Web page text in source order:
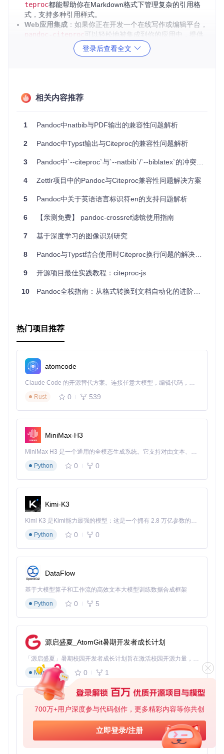
700万+用户深度参与代码创作，更多精彩内容等你共创
立即登录/注册
teproc都能帮助你在Markdown格式下管理复杂的引用格
式，支持多种引用样式。
Web应用集成 ：如果你正在开发一个在线写作或编辑平台，
pandoc-citeproc可以轻松地被集成到你的应用中，提供
动态引用处理功能。
：即便是个人博客，你也可以利用它来优雅地展示
多格式支持：可处理各种格式的参考文献，如bibtex和biblat
灵活性高：既可以作为命令行工具独立使用，也能作为pan
便捷的引用处理
：通过CSL样式表，可以轻松调整引用的显
示样式，适应各种出版规范。
具，值得在你的Markdown工作流中一试。如果你需要高效、
源项目。
登录后查看全文
相关内容推荐
1 Pandoc中natbib与PDF输出的兼容性问题解析
2 Pandoc中Typst输出与Citeproc的兼容性问题解析
3 Pandoc中`--citeproc`与`--natbib`/`--biblatex`的冲突处理
4 Zettlr项目中的Pandoc与Citeproc兼容性问题解决方案
5 Pandoc中关于英语语言标识符en的支持问题解析
6 【亲测免费】 pandoc-crossref滤镜使用指南
7 基于深度学习的图像识别研究
8 Pandoc与Typst结合使用时Citeproc换行问题的解决方案
9 开源项目最佳实践教程：citeproc-js
10 Pandoc全栈指南：从格式转换到文档自动化的进阶之路
热门项目推荐
atomcode
Claude Code 的开源替代方案。连接任意大模型，编辑代码，运行命令，自动验证 — 全自动执行。用 Rust 构建，极致性能。 ｜ An open-source alternative to Claude Code. Connect any LLM, edit code, run commands, and verify changes — autonomously. Built in Rust for speed. Get Started
Rust
0 539
MiniMax-H3
MiniMax H3 是一个通用的全模态生成系统。它支持对由文本、图像、视频和音频组成的多模态上下文进行统一理解，并能生成分辨率高达 2K、时长可达 15 秒的带原生立体声音频的视频。得益于面向任务泛化的系统设计，H3 在预训练阶段就已具备广泛的多模态上下文理解与生成能力，能够出色地执行复杂的多模态指令。
Python
0 0
Kimi-K3
Kimi K3 是Kimi能力最强的模型：这是一个拥有 2.8 万亿参数的混合专家（MoE）模型，具备原生视觉理解能力，并支持 100 万 token 的上下文窗口。
Python
0 0
DataFlow
基于大模型算子和工作流的高效文本大模型训练数据合成框架
Python
0 5
源启盛夏_AtomGit暑期开发者成长计划
「源启盛夏」暑期校园开发者成长计划旨在激活校园开源力量，通过积分激励、认证扶持、资源倾斜等形式，引导高校组织和开发者完成「入驻 — 建项目 — 做贡献 — 获认证 — 得资源」的完整闭环。无论你是想带领社团入驻平台的组织者，还是希望用代码贡献证明自己的开发者，都能在这里找到属于你的成长路径。
Markdown
0 1
py-xiaozhi
基于Python的Xiaozhi AI，适用于想要完整Xiaozhi体验而无需拥有专用硬件的用户。
Python
0 1